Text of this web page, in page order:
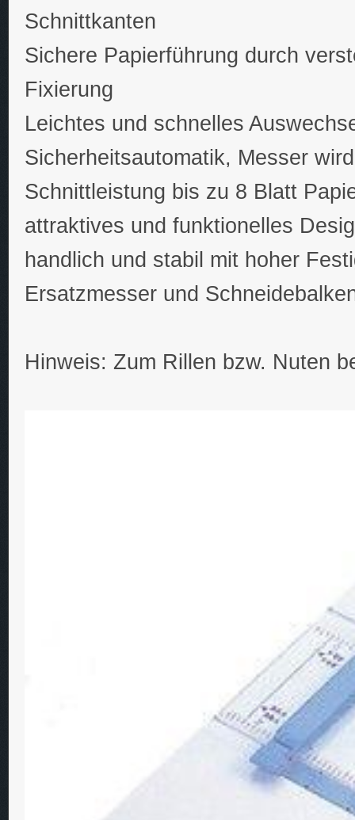
Schnittkanten
Sichere Papierführung durch
Fixierung
Leichtes und schnelles
Sicherheitsautomatik, Messer
Schnittleistung bis zu 8 Blatt
attraktives und funktionelles
handlich und stabil mit hoher
Ersatzmesser und
Hinweis: Zum Rillen bzw. Nuten